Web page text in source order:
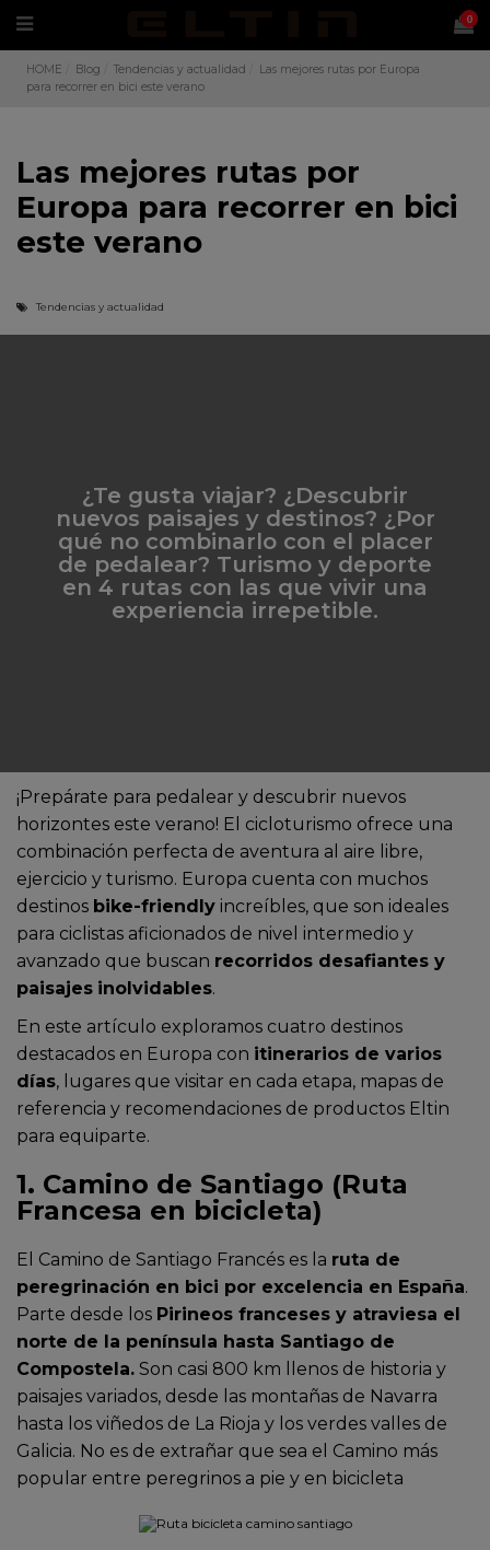
0
HOME Blog Tendencias y actualidad
Las mejores rutas por Europa
para recorrer en bici este verano
Las mejores rutas por
Europa para recorrer en bici
este verano
Tendencias y actualidad
¿Te gusta viajar? ¿Descubrir
nuevos paisajes y destinos? ¿Por
qué no combinarlo con el placer
de pedalear? Turismo y deporte
en 4 rutas con las que vivir una
experiencia irrepetible.
¡Prepárate para pedalear y descubrir nuevos
horizontes este verano! El cicloturismo ofrece una
combinación perfecta de aventura al aire libre,
ejercicio y turismo. Europa cuenta con muchos
destinos bike-friendly increíbles, que son ideales
para ciclistas aficionados de nivel intermedio y
avanzado que buscan recorridos desafiantes y
paisajes inolvidables.
En este artículo exploramos cuatro destinos
destacados en Europa con itinerarios de varios
días, lugares que visitar en cada etapa, mapas de
referencia y recomendaciones de productos Eltin
para equiparte.
1. Camino de Santiago (Ruta
Francesa en bicicleta)
El Camino de Santiago Francés es la ruta de
peregrinación en bici por excelencia en España.
Parte desde los Pirineos franceses y atraviesa el
norte de la península hasta Santiago de
Compostela. Son casi 800 km llenos de historia y
paisajes variados, desde las montañas de Navarra
hasta los viñedos de La Rioja y los verdes valles de
Galicia. No es de extrañar que sea el Camino más
popular entre peregrinos a pie y en bicicleta